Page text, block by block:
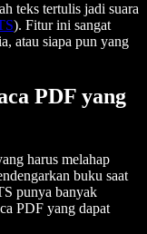
teks tertulis jadi suara
). Fitur ini sangat
atau siapa pun yang
PDF yang
harus melahap
buku saat
punya banyak
PDF yang dapat